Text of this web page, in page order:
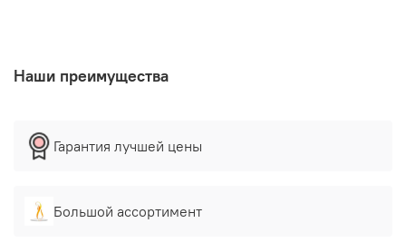
Наши преимущества
Гарантия лучшей цены
Большой ассортимент